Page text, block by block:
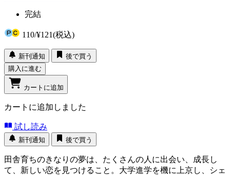
完結
110/¥121(税込)
新刊通知
後で買う
購入に進む
カートに追加
カートに追加しました
試し読み
新刊通知 後で買う
田舎育ちのきなりの夢は、たくさんの人に出会い、成長し
て、新しい恋を見つけること。大学進学を機に上京し、シェ